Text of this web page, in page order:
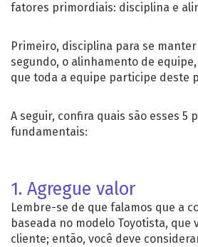
fatores primordiais: disciplina e
Primeiro, disciplina para se
segundo, o alinhamento de
que toda a equipe participe deste
A seguir, confira quais são esses 5
fundamentais:
1. Agregue valor
Lembre-se de que falamos que a
baseada no modelo Toyotista, que
cliente; então, você deve